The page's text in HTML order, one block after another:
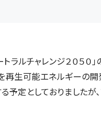
ラルチャレンジ２０５
再生可能エネルギーの
予定としておりました